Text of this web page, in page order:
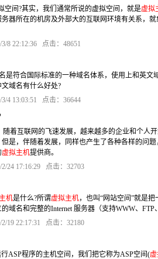
间?其实，我们通常所说的虚拟空间，就是虚拟
器所在的机房及外部大的互联网环境有关系，
8 22:12:36 点击：48651
符合国际标准的一种域名体系，使用上和英文
域名有什么好处?
4 13:03:51 点击：36644
随着互联网的飞速发展，越来越多的企业和个人
是，伴随着发展，同样也产生了各种各样的问
虚拟主机提供商。
24 17:16:29 点击：32703
机是什么?所谓虚拟主机，也叫“网站空间”就是
域名和完整的Internet 服务器（支持WWW、FTP
19 22:17:31 点击：32180
ASP程序的主机空间，我们把它称为ASP空间(